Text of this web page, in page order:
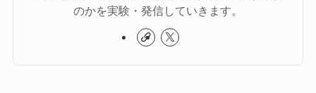
のかを実験・発信していきます。